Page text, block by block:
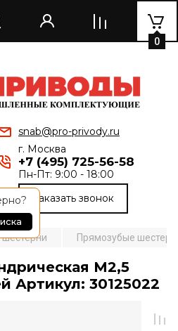
snab@pro-privody.ru
г. Москва
+7 (495) 725-56-58
Пн-Пт: 9:00 - 18:00
Заказать звонок
0
Прямозубые
M2,5
Артикул: 30125022